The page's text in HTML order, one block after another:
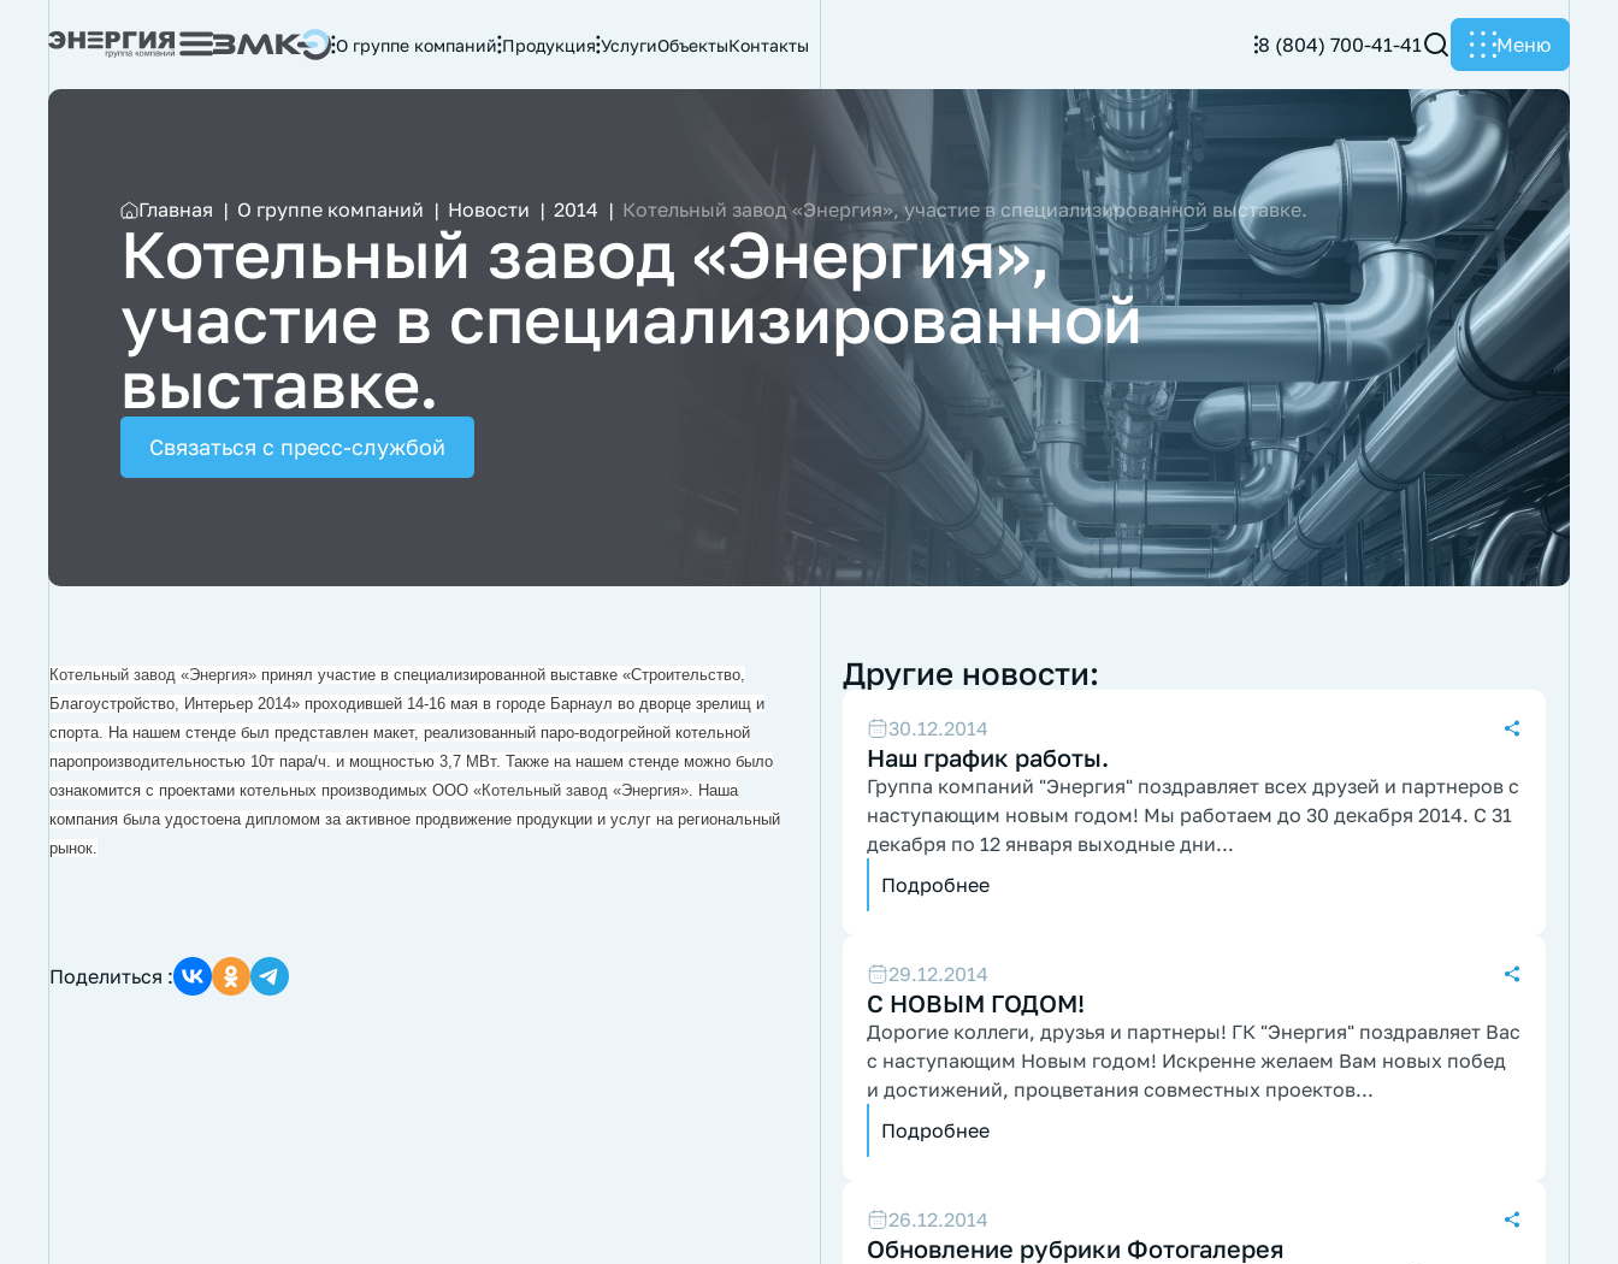
О группе компаний Продукция УслугиОбъектыКонтакты 8 (804) 700-41-41 Меню
Главная | О группе компаний | Новости | 2014 | Котельный завод «Энергия», участие в специализированной выставке.
Котельный завод «Энергия»,
участие в специализированной
выставке.
Связаться с пресс-службой
Котельный завод «Энергия» принял участие в специализированной выставке «Строительство,
Благоустройство, Интерьер 2014» проходившей 14-16 мая в городе Барнаул во дворце зрелищ и
спорта. На нашем стенде был представлен макет, реализованный паро-водогрейной котельной
паропроизводительностью 10т пара/ч. и мощностью 3,7 МВт. Также на нашем стенде можно было
ознакомится с проектами котельных производимых ООО «Котельный завод «Энергия». Наша
компания была удостоена дипломом за активное продвижение продукции и услуг на региональный
рынок.
Поделиться :
Другие новости:
30.12.2014
Наш график работы.
Группа компаний "Энергия" поздравляет всех друзей и партнеров с
наступающим новым годом! Мы работаем до 30 декабря 2014. С 31
декабря по 12 января выходные дни...
Подробнее
29.12.2014
С НОВЫМ ГОДОМ!
Дорогие коллеги, друзья и партнеры! ГК "Энергия" поздравляет Вас
с наступающим Новым годом! Искренне желаем Вам новых побед
и достижений, процветания совместных проектов...
Подробнее
26.12.2014
Обновление рубрики Фотогалерея